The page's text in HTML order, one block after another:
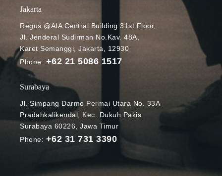
Jakarta
Regus @AIA Central Building 31st Floor,
Jl. Jenderal Sudirman No.Kav. 48A,
Karet Semanggi, Jakarta, 12930
Phone: +62 21 5086 1517
Surabaya
Jl. Simpang Darmo Permai Utara No. 33A
Pradahkalikendal, Kec. Dukuh Pakis
Surabaya 60226, Jawa Timur
Phone: +62 31 731 3390